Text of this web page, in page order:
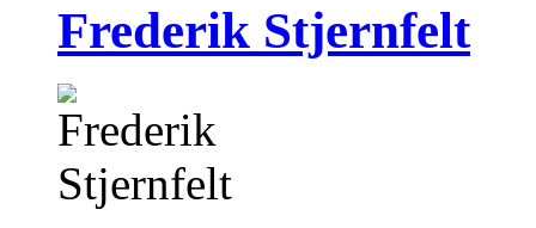
Frederik Stjernfelt